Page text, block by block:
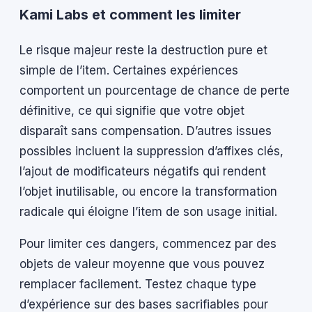
Kami Labs et comment les limiter
Le risque majeur reste la destruction pure et
simple de l’item. Certaines expériences
comportent un pourcentage de chance de perte
définitive, ce qui signifie que votre objet
disparaît sans compensation. D’autres issues
possibles incluent la suppression d’affixes clés,
l’ajout de modificateurs négatifs qui rendent
l’objet inutilisable, ou encore la transformation
radicale qui éloigne l’item de son usage initial.
Pour limiter ces dangers, commencez par des
objets de valeur moyenne que vous pouvez
remplacer facilement. Testez chaque type
d’expérience sur des bases sacrifiables pour